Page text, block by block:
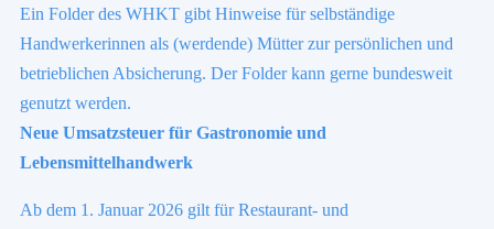
Ein Folder des WHKT gibt Hinweise für selbständige
Handwerkerinnen als (werdende) Mütter zur persönlichen und
betrieblichen Absicherung. Der Folder kann gerne bundesweit
genutzt werden.
Neue Umsatzsteuer für Gastronomie und
Lebensmittelhandwerk
Ab dem 1. Januar 2026 gilt für Restaurant- und